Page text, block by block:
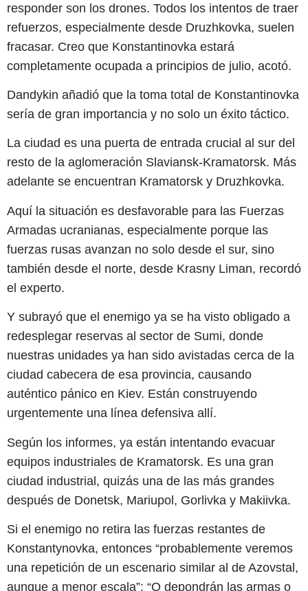
responder son los drones. Todos los intentos de traer
refuerzos, especialmente desde Druzhkovka, suelen
fracasar. Creo que Konstantinovka estará
completamente ocupada a principios de julio, acotó.
Dandykin añadió que la toma total de Konstantinovka
sería de gran importancia y no solo un éxito táctico.
La ciudad es una puerta de entrada crucial al sur del
resto de la aglomeración Slaviansk-Kramatorsk. Más
adelante se encuentran Kramatorsk y Druzhkovka.
Aquí la situación es desfavorable para las Fuerzas
Armadas ucranianas, especialmente porque las
fuerzas rusas avanzan no solo desde el sur, sino
también desde el norte, desde Krasny Liman, recordó
el experto.
Y subrayó que el enemigo ya se ha visto obligado a
redesplegar reservas al sector de Sumi, donde
nuestras unidades ya han sido avistadas cerca de la
ciudad cabecera de esa provincia, causando
auténtico pánico en Kiev. Están construyendo
urgentemente una línea defensiva allí.
Según los informes, ya están intentando evacuar
equipos industriales de Kramatorsk. Es una gran
ciudad industrial, quizás una de las más grandes
después de Donetsk, Mariupol, Gorlivka y Makiivka.
Si el enemigo no retira las fuerzas restantes de
Konstantynovka, entonces “probablemente veremos
una repetición de un escenario similar al de Azovstal,
aunque a menor escala”: “O depondrán las armas o